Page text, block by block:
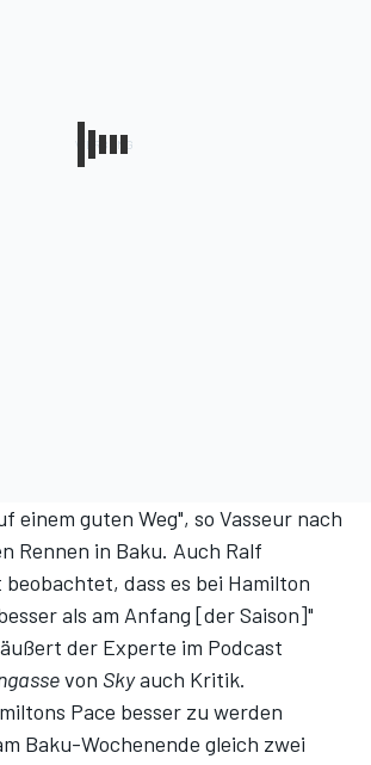
einem guten Weg", so Vasseur nach
Rennen in Baku. Auch Ralf
dass es bei Hamilton
als am Anfang [der Saison]"
der Experte im Podcast
von Skyauch Kritik.
Pace besser zu werden
Baku-Wochenende gleich zwei